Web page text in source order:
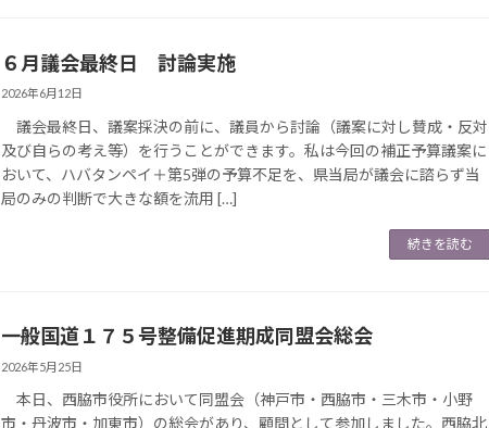
６月議会最終日 討論実施
2026年6月12日
議会最終日、議案採決の前に、議員から討論（議案に対し賛成・反対
及び自らの考え等）を行うことができます。私は今回の補正予算議案に
おいて、ハバタンペイ＋第5弾の予算不足を、県当局が議会に諮らず当
局のみの判断で大きな額を流用 […]
続きを読む
一般国道１７５号整備促進期成同盟会総会
2026年5月25日
本日、西脇市役所において同盟会（神戸市・西脇市・三木市・小野
市・丹波市・加東市）の総会があり、顧問として参加しました。西脇北